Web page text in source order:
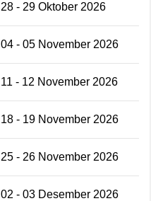
28 - 29 Oktober 2026
04 - 05 November 2026
11 - 12 November 2026
18 - 19 November 2026
25 - 26 November 2026
02 - 03 Desember 2026